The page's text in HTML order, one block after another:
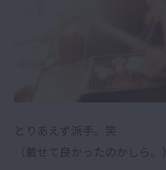
とりあえず派手。笑
（載せて良かったのかしら。）